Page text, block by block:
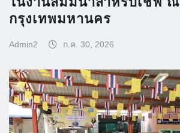
กรุงเทพมหานคร
Admin2 ก.ค. 30, 2026